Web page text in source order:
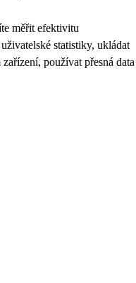
měřit efektivitu
statistiky, ukládat
používat přesná data